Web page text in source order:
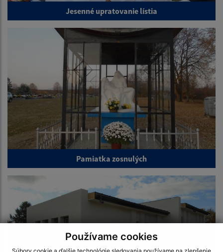
Používame cookies
Jesenné upratovanie lístia
Pamiatka zosnulých